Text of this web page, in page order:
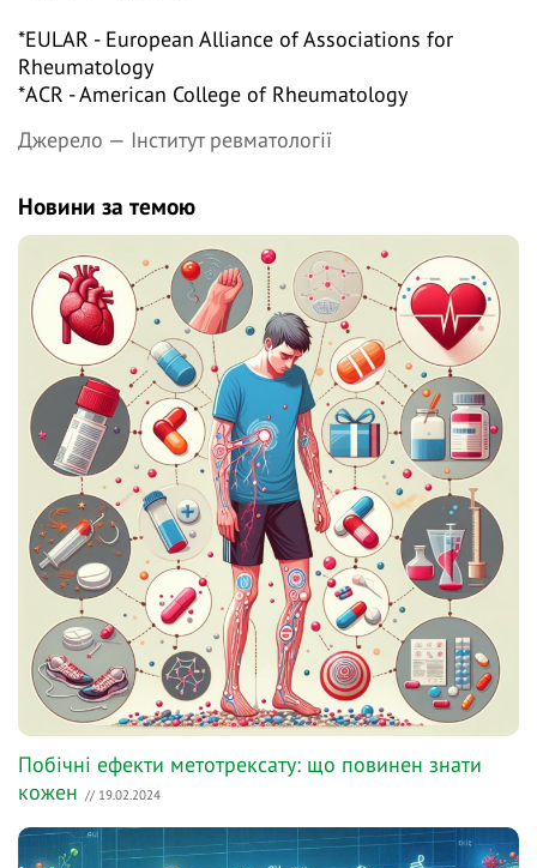
*EULAR - European Alliance of Associations for
Rheumatology
*ACR - American College of Rheumatology
Джерело — Інститут ревматології
Новини за темою
Побічні ефекти метотрексату: що повинен знати
кожен // 19.02.2024